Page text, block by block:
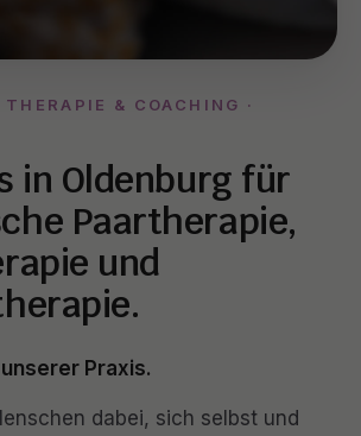
& COACHING ·
in Oldenburg für
Paartherapie,
und
Praxis.
dabei, sich selbst und